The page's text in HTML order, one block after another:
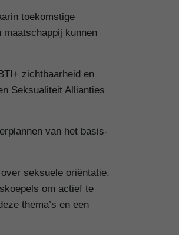
toekomstige
kunnen
zichtbaarheid en
Seksualiteit Allianties
van het basis-
seksuele oriëntatie,
om actief te
thema’s en een